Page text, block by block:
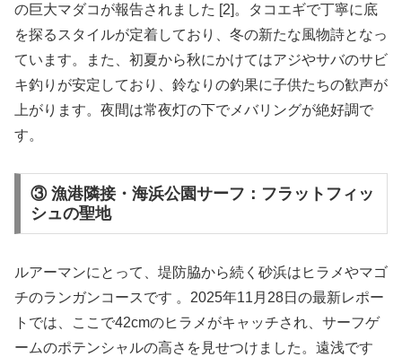
の巨大マダコが報告されました [2]。タコエギで丁寧に底
を探るスタイルが定着しており、冬の新たな風物詩となっ
ています。また、初夏から秋にかけてはアジやサバのサビ
キ釣りが安定しており、鈴なりの釣果に子供たちの歓声が
上がります。夜間は常夜灯の下でメバリングが絶好調で
す。
③ 漁港隣接・海浜公園サーフ：フラットフィッ
シュの聖地
ルアーマンにとって、堤防脇から続く砂浜はヒラメやマゴ
チのランガンコースです 。2025年11月28日の最新レポー
トでは、ここで42cmのヒラメがキャッチされ、サーフゲ
ームのポテンシャルの高さを見せつけました。遠浅です